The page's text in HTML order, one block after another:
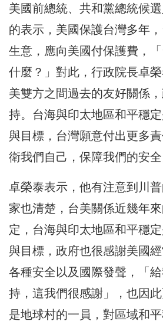
美國前總統、共和黨總統候
的表示，美國保護台灣多年
生意，應向美國付保護費，
什麼？」對此，行政院長卓
美雙方之間過去的友好關係
持。台海與印太地區和平穩
與目標，台灣願意付出更多
衛我們自己，保障我們的安全
卓榮泰表示，他有注意到川
家也清楚，台美關係近幾年
定，台海與印太地區和平穩
與目標，政府也很感謝美國
各種安全以及國際發聲，「
持，這我們很感謝」，也因
是地球村的一員，對區域和